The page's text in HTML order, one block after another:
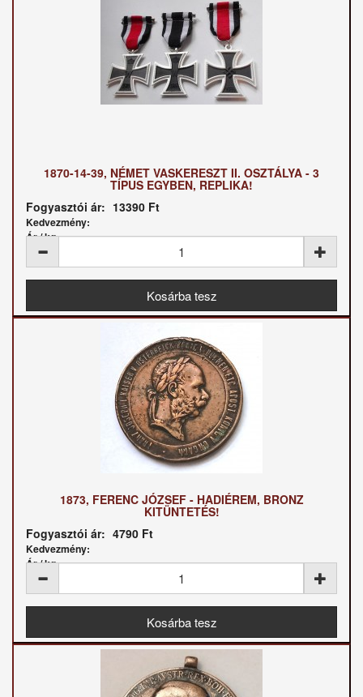
1870-14-39, NÉMET VASKERESZT II. OSZTÁLYA - 3
TÍPUS EGYBEN, REPLIKA!
Fogyasztói ár: 13390 Ft
Kedvezmény:
Ár / kg:
1873, FERENC JÓZSEF - HADIÉREM, BRONZ
KITÜNTETÉS!
Fogyasztói ár: 4790 Ft
Kedvezmény:
Ár / kg: